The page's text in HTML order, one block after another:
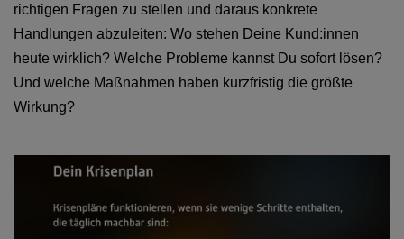
richtigen Fragen zu stellen und daraus konkrete
Handlungen abzuleiten: Wo stehen Deine Kund:innen
heute wirklich? Welche Probleme kannst Du sofort lösen?
Und welche Maßnahmen haben kurzfristig die größte
Wirkung?